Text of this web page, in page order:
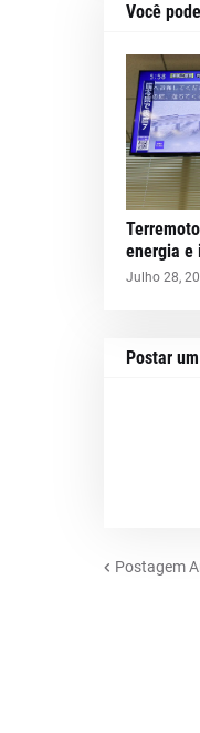
Você
energia e
Julho 28,
Postar
Postagem